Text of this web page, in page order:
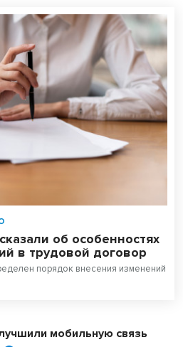
об особенностях
в трудовой договор
порядок внесения изменений
мобильную связь